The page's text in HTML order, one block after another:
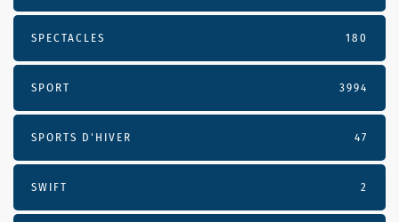
SPECTACLES 180
SPORT 3994
SPORTS D'HIVER 47
SWIFT 2